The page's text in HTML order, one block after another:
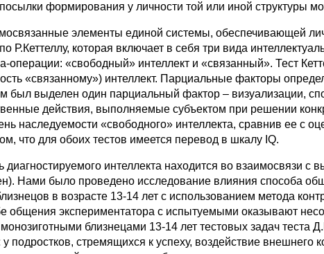
формирования у личности той или иной структуры
элементы единой системы, обеспечивающей
которая включает в себя три вида
«свободный» интеллект и «связанный». Тест
«связанному») интеллект. Парциальные факторы
был выделен один парциальный фактор – визуализации,
действия, выполняемые субъектом при решении
наследуемости «свободного» интеллекта, сравнив ее с
что для обоих тестов имеется перевод в шкалу IQ.
интеллекта находится во взаимосвязи с
Нами было проведено исследование влияния способа
в возрасте 13-14 лет с использованием метода
общения экспериментатора с испытуемыми оказывают
близнецами 13-14 лет тестовых задач теста
подростков, стремящихся к успеху, воздействие внешнего